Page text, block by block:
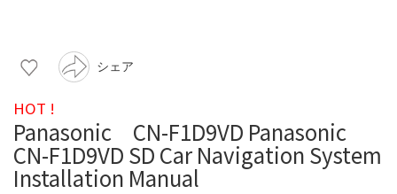
シェア
HOT !
Panasonic CN-F1D9VD Panasonic
CN-F1D9VD SD Car Navigation System
Installation Manual